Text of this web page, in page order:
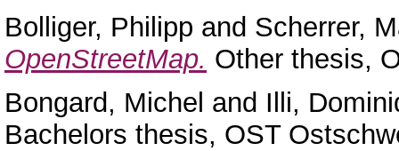
Bolliger, Philipp and Scherrer,
OpenStreetMap. Other thesis,
Bongard, Michel and Illi,
Bachelors thesis, OST